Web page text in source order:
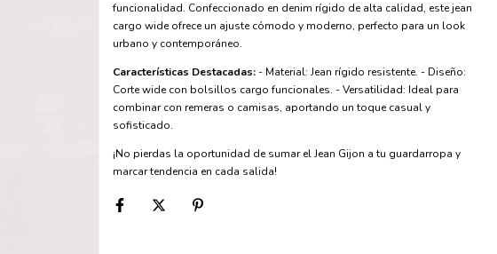
funcionalidad. Confeccionado en denim rígido de alta calidad, este jean
cargo wide ofrece un ajuste cómodo y moderno, perfecto para un look
urbano y contemporáneo.
Características Destacadas:- Material: Jean rígido resistente. - Diseño:
Corte wide con bolsillos cargo funcionales. - Versatilidad: Ideal para
combinar con remeras o camisas, aportando un toque casual y
sofisticado.
¡No pierdas la oportunidad de sumar el Jean Gijon a tu guardarropa y
marcar tendencia en cada salida!